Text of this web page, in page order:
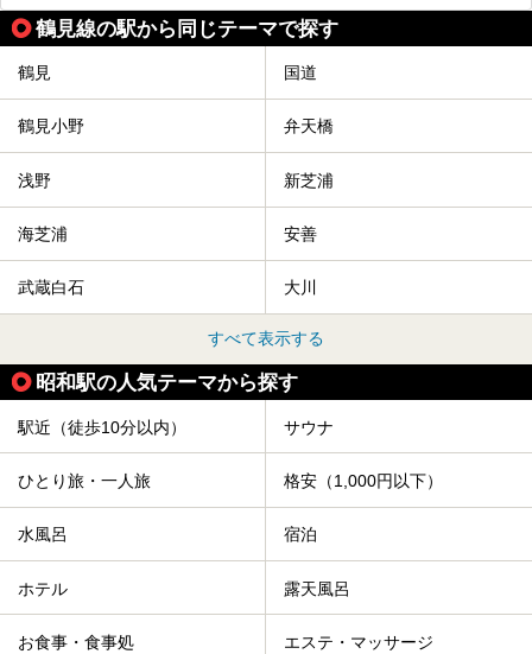
鶴見線の駅から同じテーマで探す
鶴見 国道
鶴見小野 弁天橋
浅野 新芝浦
海芝浦 安善
武蔵白石 大川
すべて表示する
昭和駅の人気テーマから探す
駅近（徒歩10分以内） サウナ
ひとり旅・一人旅 格安（1,000円以下）
水風呂 宿泊
ホテル 露天風呂
お食事・食事処 エステ・マッサージ